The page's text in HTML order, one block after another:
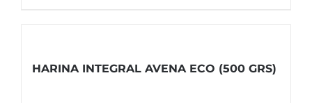
HARINA INTEGRAL AVENA ECO (500 GRS)